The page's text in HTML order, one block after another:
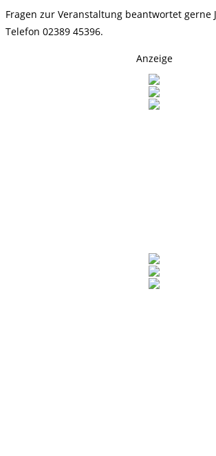
Fragen zur Veranstaltung beantwortet gerne
Telefon 02389 45396.
Anzeige